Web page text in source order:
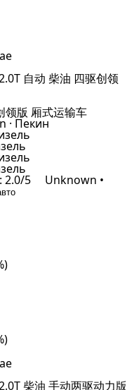
领版 厢式运输车
· Пекин
2.0/5 Unknown •